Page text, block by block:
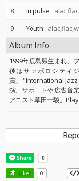
8 Impulse
9
Youth
Album Info
1999年広島県生まれ、
後はサッポロシティジ
賞、"International Jazz
演、サポートや広告音
アニスト草田一駿。
Like! 0